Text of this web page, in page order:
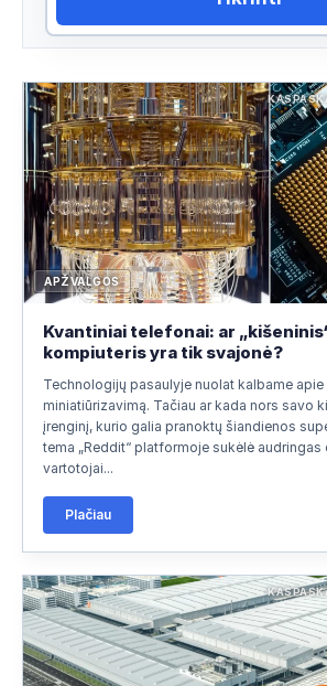
APŽVALGOS
Kvantiniai telefonai: ar
kompiuteris yra tik svajonė?
Technologijų pasaulyje nuolat kalbame
miniatiūrizavimą. Tačiau ar kada nors savo
įrenginį, kurio galia pranoktų šiandienos
tema „Reddit“ platformoje sukėlė
vartotojai...
Plačiau